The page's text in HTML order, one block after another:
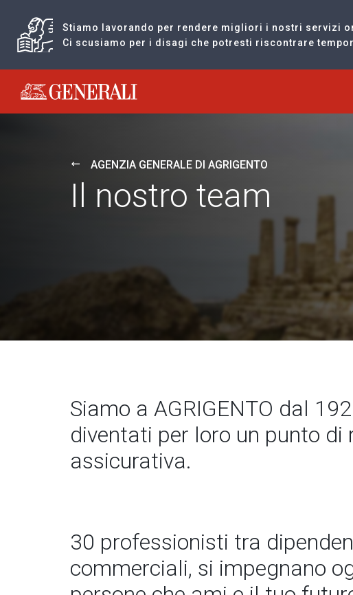
Stiamo lavorando per rendere migliori i nostri servizi
Ci scusiamo per i disagi che potresti riscontrare
Generali logo
AGENZIA GENERALE DI AGRIGENTO
Il nostro team
Siamo a AGRIGENTO dal
diventati per loro un punto
assicurativa.
30 professionisti tra
commerciali, si impegnano